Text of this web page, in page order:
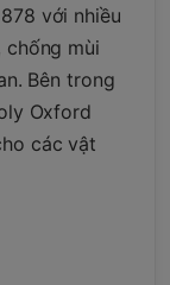
với nhiều
mùi
Bên trong
Oxford
các vật